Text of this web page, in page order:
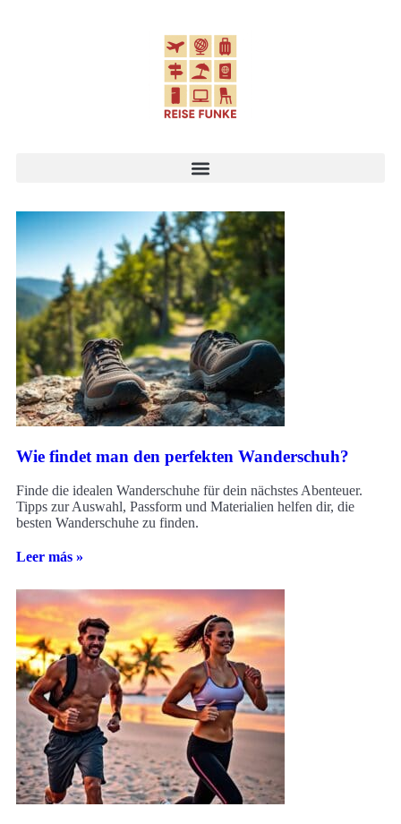
Wie findet man den perfekten Wanderschuh?
Finde die idealen Wanderschuhe für dein nächstes Abenteuer.
Tipps zur Auswahl, Passform und Materialien helfen dir, die
besten Wanderschuhe zu finden.
Leer más »